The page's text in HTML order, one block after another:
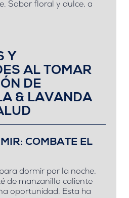
Sabor floral y dulce, a
Y
AL TOMAR
DE
& LAVANDA
COMBATE EL
dormir por la noche,
de manzanilla caliente
oportunidad. Esta ha